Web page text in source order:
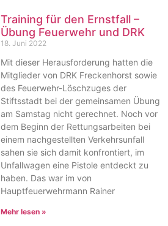
Training für den Ernstfall –
Übung Feuerwehr und DRK
18. Juni 2022
Mit dieser Herausforderung hatten die
Mitglieder von DRK Freckenhorst sowie
des Feuerwehr-Löschzuges der
Stiftsstadt bei der gemeinsamen Übung
am Samstag nicht gerechnet. Noch vor
dem Beginn der Rettungsarbeiten bei
einem nachgestellten Verkehrsunfall
sahen sie sich damit konfrontiert, im
Unfallwagen eine Pistole entdeckt zu
haben. Das war im von
Hauptfeuerwehrmann Rainer
Mehr lesen »